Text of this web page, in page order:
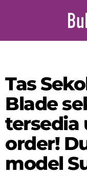
Tas
Blade
tersedia
order!
model